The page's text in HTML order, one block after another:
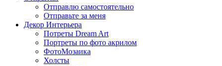
Отправлю самостоятельно
Отправьте за меня
Декор Интерьера
Потреты Dream Art
Портреты по фото акрилом
ФотоМозаика
Холсты